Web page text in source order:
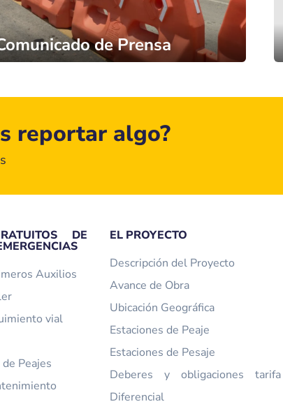
de Prensa
reportar algo?
DE
Auxilios
vial
Peajes
EL PROYECTO
Descripción del Proyecto
Avance de Obra
Ubicación Geográfica
Estaciones de Peaje
Estaciones de Pesaje
Deberes y obligaciones tarifa
Diferencial